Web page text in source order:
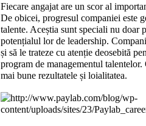
Fiecare angajat are un scor al
De obicei, progresul companiei este
talente. Aceștia sunt speciali nu doar
potențialul lor de leadership.
și să le trateze cu atenție deosebită
program de managementul
mai bune rezultatele și loialitatea.